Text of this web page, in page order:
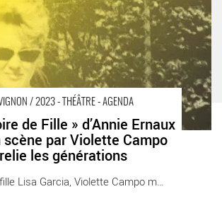
/ 2023 - THÉÂTRE - AGENDA
de Fille » d’Annie Ernaux
scène par Violette Campo
relie les générations
Avec sa fille Lisa Garcia, Violette Campo met [...]
Le Figuier Pourpre